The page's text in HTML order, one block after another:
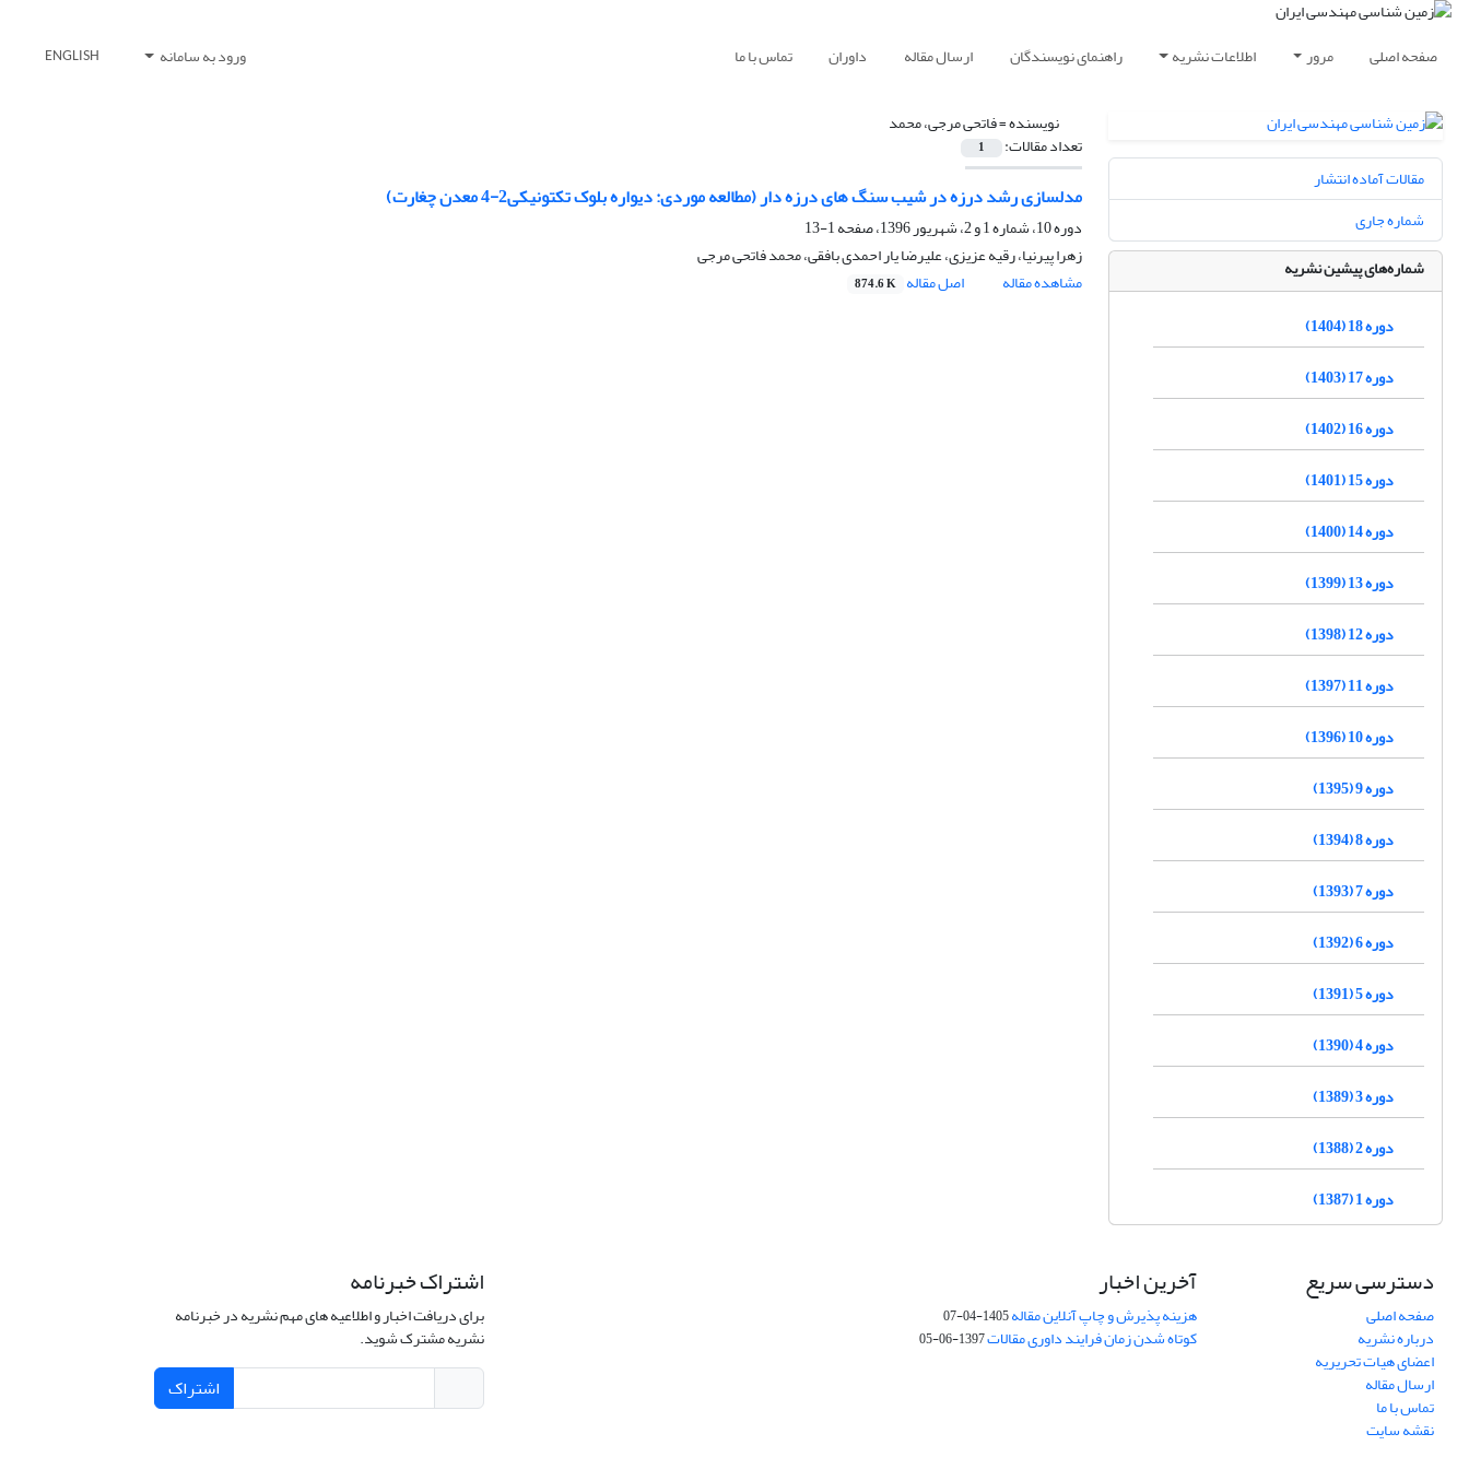
صفحه اصلی مرور اطلاعات نشریه راهنمای نویسندگان ارسال مقاله داوران تماس با ما ورود به سامانه ENGLISH
نویسنده =فاتحی مرجی، محمد
تعداد مقالات: 1
مدلسازی رشد درزه در شیب سنگ های درزه دار (مطالعه موردی: دیواره بلوک تکتونیکی2-4 معدن چغارت)
دوره 10، شماره 1 و 2، شهریور 1396، صفحه
1-13
زهرا پیرنیا، رقیه عزیزی، علیرضا یار احمدی بافقی، محمد فاتحی مرجی
مشاهده مقاله
اصل مقاله 874.6 K
مقالات آماده انتشار
شماره جاری
شماره‌های پیشین نشریه
دوره 18 (1404)
دوره 17 (1403)
دوره 16 (1402)
دوره 15 (1401)
دوره 14 (1400)
دوره 13 (1399)
دوره 12 (1398)
دوره 11 (1397)
دوره 10 (1396)
دوره 9 (1395)
دوره 8 (1394)
دوره 7 (1393)
دوره 6 (1392)
دوره 5 (1391)
دوره 4 (1390)
دوره 3 (1389)
دوره 2 (1388)
دوره 1 (1387)
دسترسی سریع
صفحه اصلی
درباره نشریه
اعضای هیات تحریریه
ارسال مقاله
تماس با ما
نقشه سایت
آخرین اخبار
هزینه پذیرش و چاپ آنلاین مقاله1405-04-07
کوتاه شدن زمان فرایند داوری مقالات1397-06-05
اشتراک خبرنامه
برای دریافت اخبار و اطلاعیه های مهم نشریه در خبرنامه
نشریه مشترک شوید.
اشتراک